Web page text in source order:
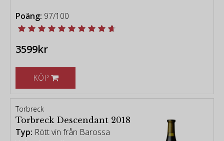
Poäng: 97/100
3599kr
KÖP
Torbreck
Torbreck Descendant 2018
Typ: Rött vin från Barossa